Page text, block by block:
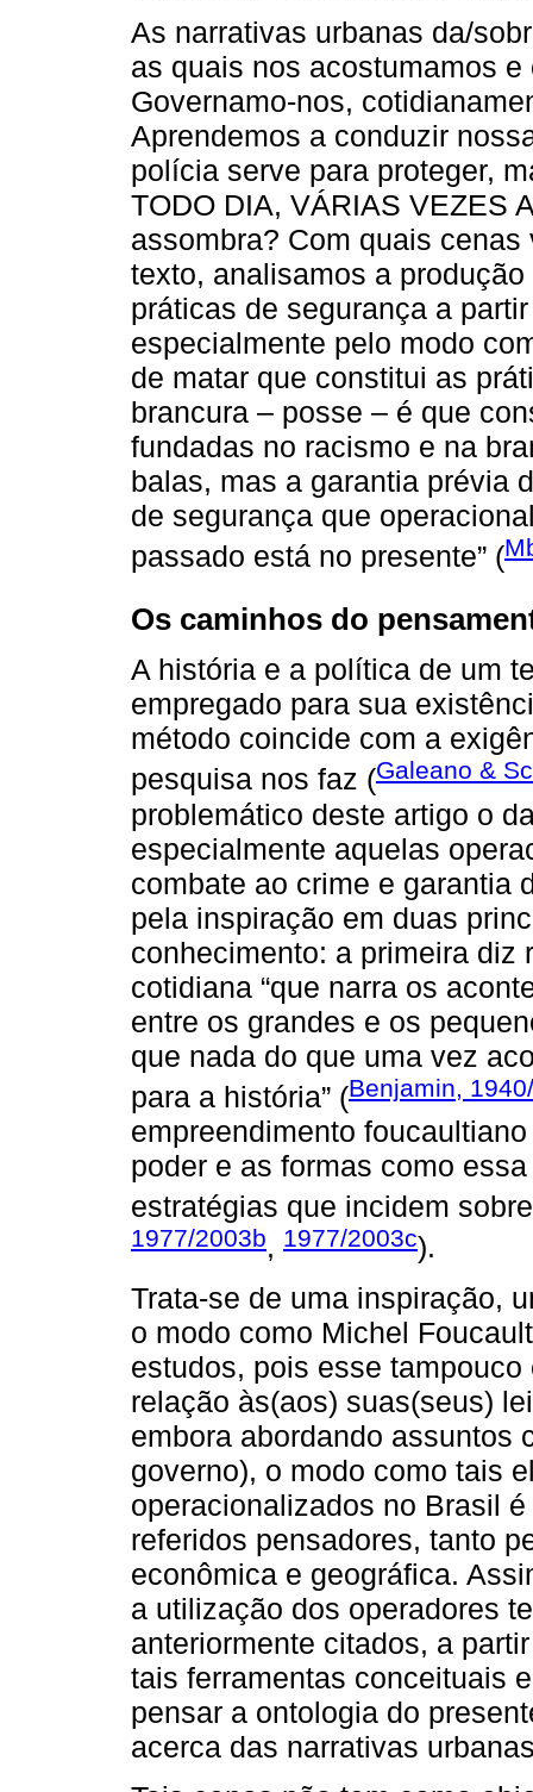
As narrativas urbanas da/
as quais nos acostumamos
Governamo-nos,
Aprendemos a conduzir
polícia serve para proteger,
TODO DIA, VÁRIAS VEZES
assombra? Com quais
texto, analisamos a
práticas de segurança a
especialmente pelo modo
de matar que constitui as
brancura – posse – é que
fundadas no racismo e na
balas, mas a garantia prévia
de segurança que
passado está no presente” (
Os caminhos do
A história e a política de um
empregado para sua
método coincide com a
pesquisa nos faz (Galeano &
problemático deste artigo o
especialmente aquelas
combate ao crime e garantia
pela inspiração em duas
conhecimento: a primeira diz
cotidiana “que narra os
entre os grandes e os
que nada do que uma vez
para a história” (Benjamin,
empreendimento
poder e as formas como
estratégias que incidem
1977/2003b, 1977/2003c).
Trata-se de uma inspiração,
o modo como Michel
estudos, pois esse
relação às(aos) suas(seus)
embora abordando assuntos
governo), o modo como tais
operacionalizados no Brasil
referidos pensadores, tanto
econômica e geográfica.
a utilização dos operadores
anteriormente citados, a
tais ferramentas conceituais
pensar a ontologia do
acerca das narrativas